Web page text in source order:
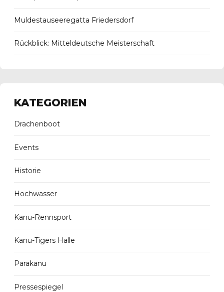
Muldestauseeregatta Friedersdorf
Rückblick: Mitteldeutsche Meisterschaft
KATEGORIEN
Drachenboot
Events
Historie
Hochwasser
Kanu-Rennsport
Kanu-Tigers Halle
Parakanu
Pressespiegel